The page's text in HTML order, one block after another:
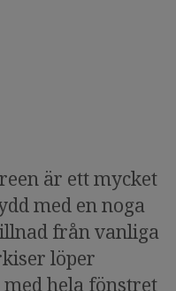
är ett mycket
med en noga
från vanliga
löper
hela fönstret